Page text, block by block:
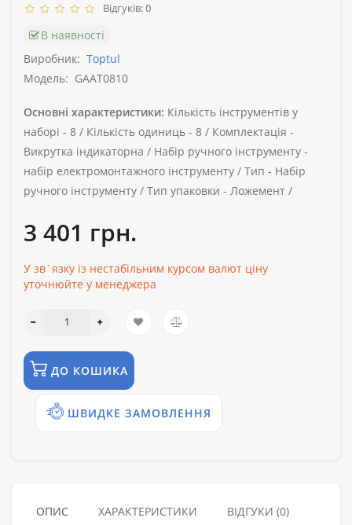
Відгуків: 0
В наявності
Виробник: Toptul
Модель: GAAT0810
Основні характеристики: Кількість інструментів у
наборі - 8 / Кількість одиниць - 8 / Комплектація -
Викрутка індикаторна / Набір ручного інструменту -
набір електромонтажного інструменту / Тип - Набір
ручного інструменту / Тип упаковки - Ложемент /
3 401 грн.
У зв`язку із нестабільним курсом валют ціну
уточнюйте у менеджера
ДО КОШИКА
ШВИДКЕ ЗАМОВЛЕННЯ
ОПИС ХАРАКТЕРИСТИКИ ВІДГУКИ (0)